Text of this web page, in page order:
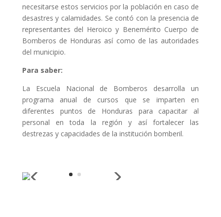
necesitarse estos servicios por la población en caso de
desastres y calamidades. Se contó con la presencia de
representantes del Heroico y Benemérito Cuerpo de
Bomberos de Honduras así como de las autoridades
del municipio.
Para saber:
La Escuela Nacional de Bomberos desarrolla un
programa anual de cursos que se imparten en
diferentes puntos de Honduras para capacitar al
personal en toda la región y así fortalecer las
destrezas y capacidades de la institución bomberil.